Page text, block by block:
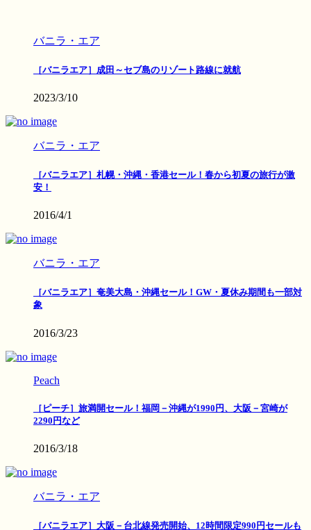
バニラ・エア
［バニラエア］成田～セブ島のリゾート路線に就航
2023/3/10
バニラ・エア
［バニラエア］札幌・沖縄・香港セール！春から初夏の旅行が激
安！
2016/4/1
バニラ・エア
［バニラエア］奄美大島・沖縄セール！GW・夏休み期間も一部対
象
2016/3/23
Peach
［ピーチ］旅満開セール！福岡－沖縄が1990円、大阪－宮崎が
2290円など
2016/3/18
バニラ・エア
［バニラエア］大阪－台北線発売開始、12時間限定990円セールも